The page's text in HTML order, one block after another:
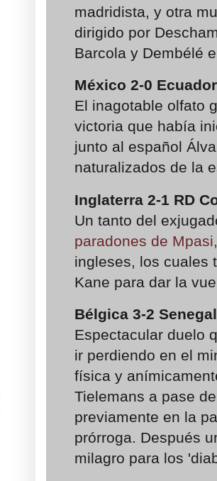
madridista, y otra
dirigido por
Barcola y Dembélé
México 2-0 Ecuador
El inagotable olfato
victoria que había
junto al español
naturalizados de la
Inglaterra 2-1 RD
Un tanto del
paradones de Mpasi,
ingleses, los cuales
Kane para dar la
Bélgica 3-2 Senegal
Espectacular duelo
ir perdiendo en el
física y
Tielemans a pase
previamente en la
prórroga. Después
milagro para los